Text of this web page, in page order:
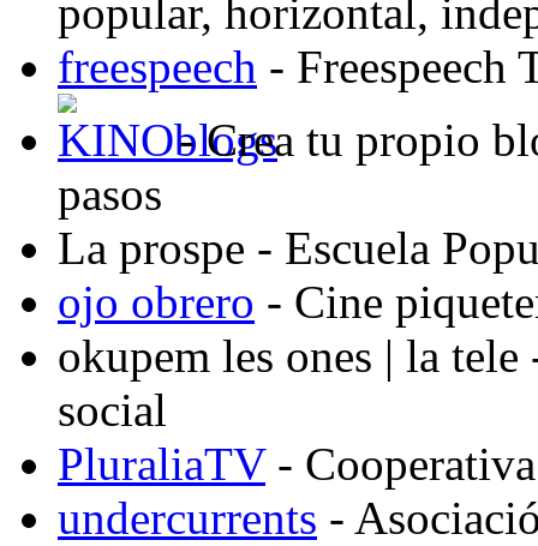
popular, horizontal,
freespeech - Freespeech
- Crea tu propio
pasos
La prospe - Escuela
ojo obrero - Cine
okupem les ones | la tele
social
PluraliaTV-
undercurrents -